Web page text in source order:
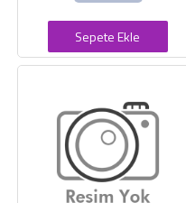
Sepete Ekle